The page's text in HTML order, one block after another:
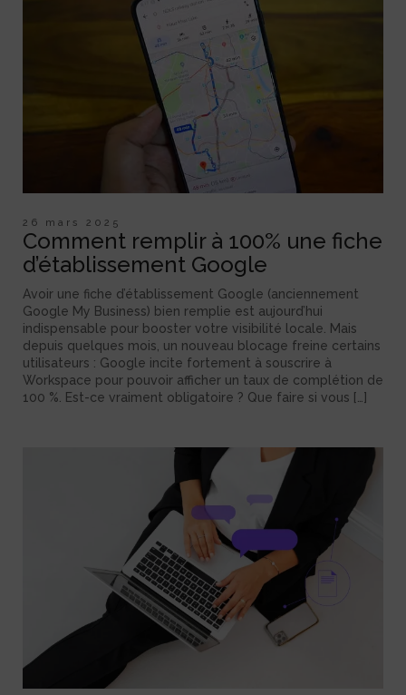
26 mars 2025
Comment remplir à 100% une fiche
d’établissement Google
Avoir une fiche d’établissement Google (anciennement
Google My Business) bien remplie est aujourd’hui
indispensable pour booster votre visibilité locale. Mais
depuis quelques mois, un nouveau blocage freine certains
utilisateurs : Google incite fortement à souscrire à
Workspace pour pouvoir afficher un taux de complétion de
100 %. Est-ce vraiment obligatoire ? Que faire si vous […]